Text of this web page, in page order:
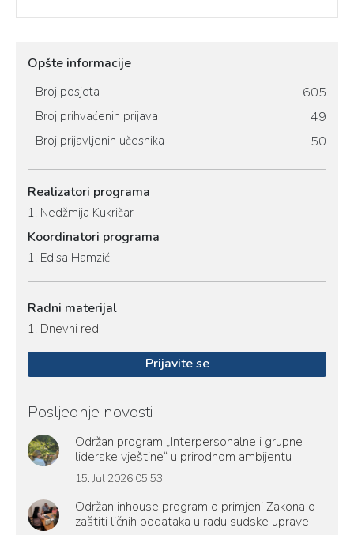
Opšte informacije
Broj posjeta 605
Broj prihvaćenih prijava 49
Broj prijavljenih učesnika 50
Realizatori programa
1. Nedžmija Kukričar
Koordinatori programa
1. Edisa Hamzić
Radni materijal
1. Dnevni red
Prijavite se
Posljednje novosti
Održan program „Interpersonalne i grupne
liderske vještine“ u prirodnom ambijentu
15. Jul 2026 05:53
Održan inhouse program o primjeni Zakona o
zaštiti ličnih podataka u radu sudske uprave